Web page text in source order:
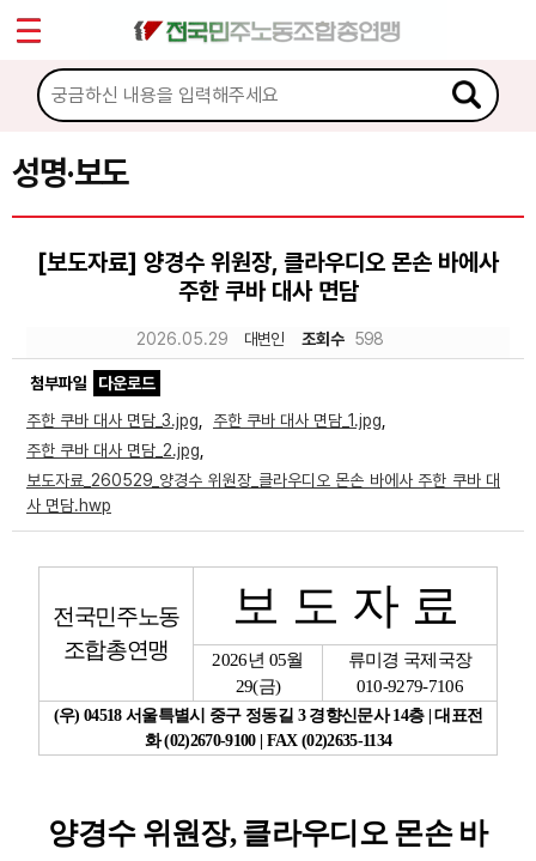
성명·보도
[보도자료] 양경수 위원장, 클라우디오 몬손 바에사
주한 쿠바 대사 면담
2026.05.29 대변인 조회수 598
첨부파일
다운로드
주한 쿠바 대사 면담_3.jpg
주한 쿠바 대사 면담_1.jpg
주한 쿠바 대사 면담_2.jpg
보도자료_260529_양경수 위원장_클라우디오 몬손 바에사 주한 쿠바 대
사 면담.hwp
전국민주노동
조합총연맹
보 도 자 료
2026년 05월
29(금)
류미경 국제국장
010-9279-7106
(우) 04518서울특별시 중구 정동길 3 경향신문사14층 |대표전
화(02)2670-9100 | FAX (02)2635-1134
양경수 위원장,클라우디오 몬손 바
마이페이지
소개
소식
공지사항
성명·보도
노동상담
자료
부설기관
Sketchbook5, 스케치북5
Sketchbook5, 스케치북5